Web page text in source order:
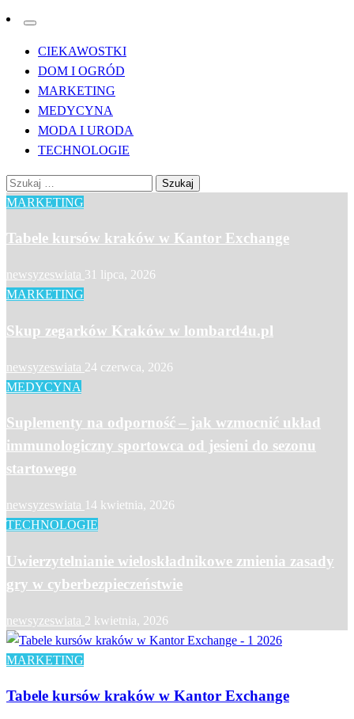
CIEKAWOSTKI
DOM I OGRÓD
MARKETING
MEDYCYNA
MODA I URODA
TECHNOLOGIE
Szukaj:
MARKETING
Tabele kursów kraków w Kantor Exchange
newsyzeswiata 31 lipca, 2026
MARKETING
Skup zegarków Kraków w lombard4u.pl
newsyzeswiata 24 czerwca, 2026
MEDYCYNA
Suplementy na odporność – jak wzmocnić układ
immunologiczny sportowca od jesieni do sezonu
startowego
newsyzeswiata 14 kwietnia, 2026
TECHNOLOGIE
Uwierzytelnianie wieloskładnikowe zmienia zasady
gry w cyberbezpieczeństwie
newsyzeswiata 2 kwietnia, 2026
MARKETING
Tabele kursów kraków w Kantor Exchange